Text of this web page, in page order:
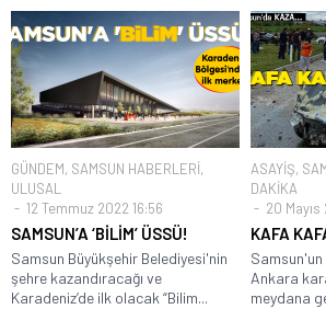
GÜNDEM, SAMSUN HABERLERİ,
ULUSAL
12 Temmuz 2022 16:56
SAMSUN’A ‘BİLİM’ ÜSSÜ!
Samsun Büyükşehir Belediyesi'nin
şehre kazandıracağı ve
Karadeniz’de ilk olacak “Bilim...
ASAYİŞ,
DAKİKA
20 Mayıs
KAFA
Ankara
meydana